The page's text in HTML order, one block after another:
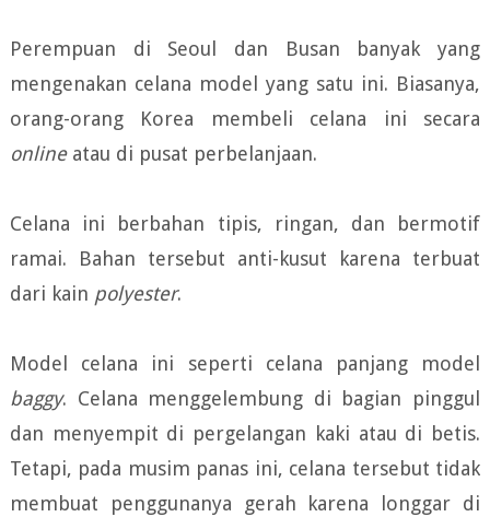
Perempuan di Seoul dan Busan banyak yang
mengenakan celana model yang satu ini. Biasanya,
orang-orang Korea membeli celana ini secara
onlineatau di pusat perbelanjaan.
Celana ini berbahan tipis, ringan, dan bermotif
ramai. Bahan tersebut anti-kusut karena terbuat
dari kain polyester.
Model celana ini seperti celana panjang model
baggy. Celana menggelembung di bagian pinggul
dan menyempit di pergelangan kaki atau di betis.
Tetapi, pada musim panas ini, celana tersebut tidak
membuat penggunanya gerah karena longgar di